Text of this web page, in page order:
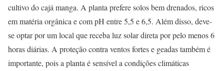
cultivo do cajá manga. A planta prefere solos bem drenados, ricos
em matéria orgânica e com pH entre 5,5 e 6,5. Além disso, deve-
se optar por um local que receba luz solar direta por pelo menos 6
horas diárias. A proteção contra ventos fortes e geadas também é
importante, pois a planta é sensível a condições climáticas